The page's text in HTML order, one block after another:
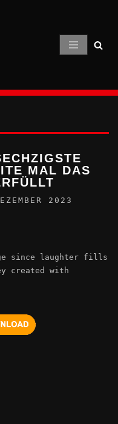
MAL DAS
2023
since laughter fills
created with